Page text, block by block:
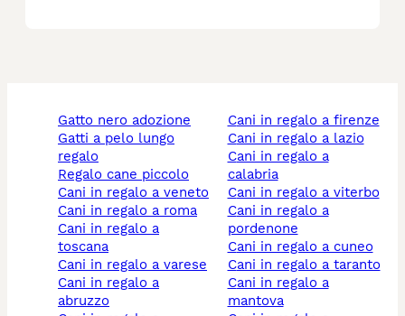
gatto nero adozione
gatti a pelo lungo
regalo
regalo cane piccolo
cani in regalo a veneto
cani in regalo a roma
cani in regalo a
toscana
cani in regalo a varese
cani in regalo a
abruzzo
cani in regalo a firenze
cani in regalo a lazio
cani in regalo a
calabria
cani in regalo a viterbo
cani in regalo a
pordenone
cani in regalo a cuneo
cani in regalo a taranto
cani in regalo a
mantova